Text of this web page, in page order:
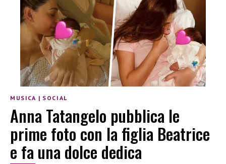
MUSICA | SOCIAL
Anna Tatangelo pubblica le
prime foto con la figlia Beatrice
e fa una dolce dedica